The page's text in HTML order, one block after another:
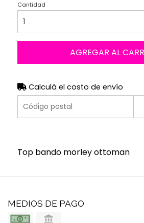
Cantidad
AGREGAR AL
Calculá el costo de envío
Top bando morley ottoman
MEDIOS DE PAGO